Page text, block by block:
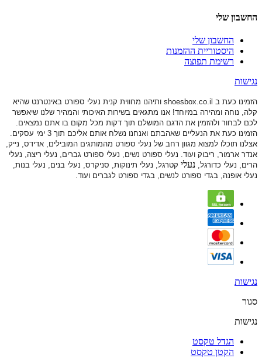
החשבון שלי
החשבון שלי
היסטוריית ההזמנות
רשימת תפוצה
נגישות
הזמינו כעת ב shoesbox.co.il ותיהנו מחווית קנית נעלי ספורט באינטרנט שהיא
קלה, נוחה ומהירה במיוחד! אנו מתגאים בשירות האיכותי והמהיר שלנו שיאפשר
לכם לבחור ולהזמין את הדגם המושלם תוך דקות מכל מקום בו אתם נמצאים.
הזמינו כעת את הנעליים שאהבתם ואנחנו נשלח אותם אליכם תוך 3 ימי עסקים.
אצלנו תוכלו למצוא מגוון רחב של נעלי ספורט מהמותגים המובילים, אדידס, נייק,
אנדר ארמור, ריבוק ועוד. נעלי ספורט נשים, נעלי ספורט גברים, נעלי ריצה, נעלי
הרים, נעלי כדורגל, נעלי קטרגל, נעלי תינוקות, סניקרס, נעלי בנים, נעלי בנות,
נעלי אופנה, בגדי ספורט לנשים, בגדי ספורט לגברים ועוד.
נגישות
סגור
נגישות
הגדל טקסט
הקטן טקסט